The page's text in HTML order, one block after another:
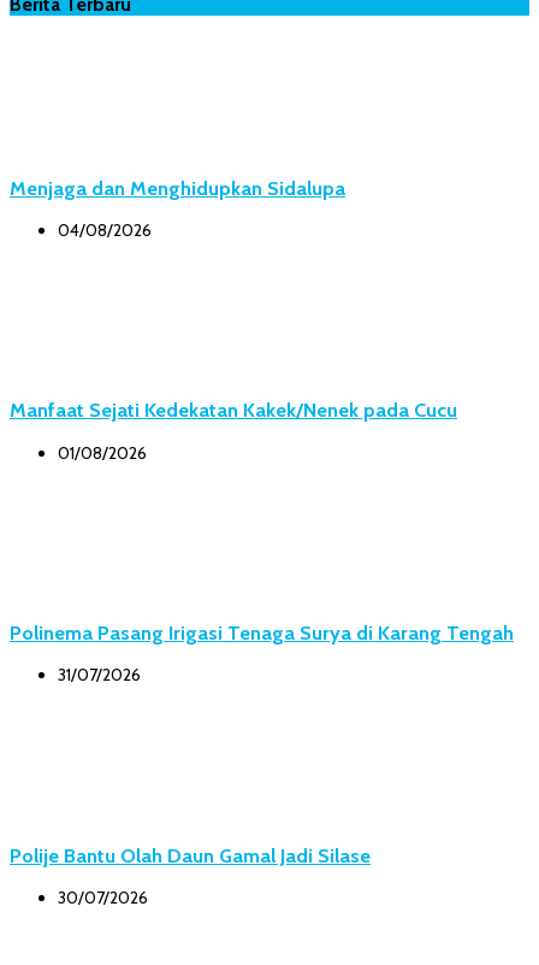
Menjaga dan Menghidupkan Sidalupa
04/08/2026
Manfaat Sejati Kedekatan Kakek/Nenek pada Cucu
01/08/2026
Polinema Pasang Irigasi Tenaga Surya di Karang Tengah
31/07/2026
Polije Bantu Olah Daun Gamal Jadi Silase
30/07/2026